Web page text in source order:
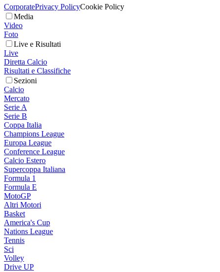
CorporatePrivacy PolicyCookie Policy
Media
Video
Foto
Live e Risultati
Live
Diretta Calcio
Risultati e Classifiche
Sezioni
Calcio
Mercato
Serie A
Serie B
Coppa Italia
Champions League
Europa League
Conference League
Calcio Estero
Supercoppa Italiana
Formula 1
Formula E
MotoGP
Altri Motori
Basket
America's Cup
Nations League
Tennis
Sci
Volley
Drive UP